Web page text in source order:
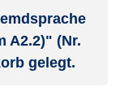
A2.2)" (Nr.
gelegt.